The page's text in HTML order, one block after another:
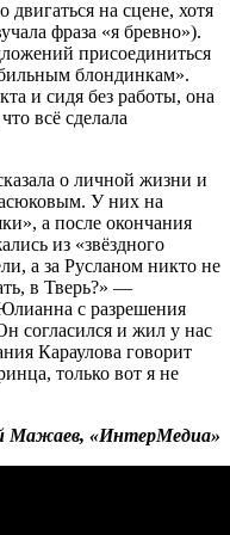
на сцене, хотя
фраза «я бревно»).
присоединиться
блондинкам».
и сидя без работы, она
всё сделала
о личной жизни и
У них на
а после окончания
из «звёздного
а за Русланом никто не
в Тверь?» —
с разрешения
согласился и жил у нас
Караулова говорит
только вот я не
Мажаев, «ИнтерМедиа»